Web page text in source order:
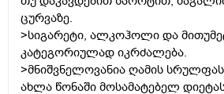
ცურვაზე.
>სიგარეტი, ალკოჰოლი და
კატეგორიულად იკრძალება.
>მნიშვნელოვანია ღამის
ახლა წონაში მოსამატებელ